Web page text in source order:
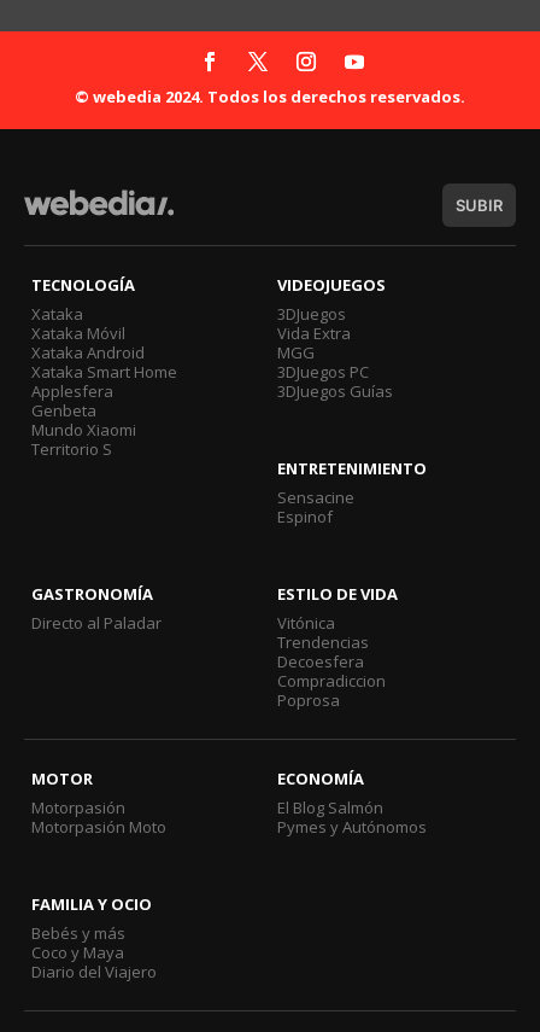
© webedia 2024. Todos los derechos reservados.
SUBIR
TECNOLOGÍA
Xataka
Xataka Móvil
Xataka Android
Xataka Smart Home
Applesfera
Genbeta
Mundo Xiaomi
Territorio S
VIDEOJUEGOS
3DJuegos
Vida Extra
MGG
3DJuegos PC
3DJuegos Guías
ENTRETENIMIENTO
Sensacine
Espinof
GASTRONOMÍA
Directo al Paladar
ESTILO DE VIDA
Vitónica
Trendencias
Decoesfera
Compradiccion
Poprosa
MOTOR
Motorpasión
Motorpasión Moto
ECONOMÍA
El Blog Salmón
Pymes y Autónomos
FAMILIA Y OCIO
Bebés y más
Coco y Maya
Diario del Viajero